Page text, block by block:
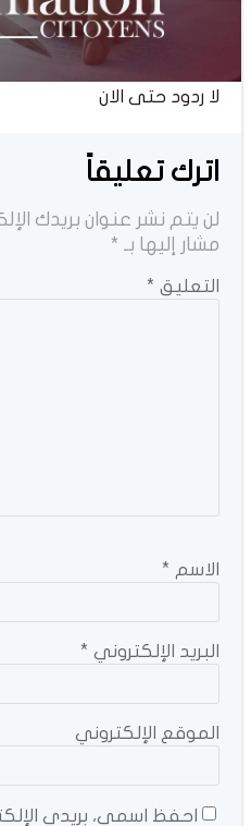
لا ردود حتى الان
اترك تعليقاً
لن يتم نشر عنوان بريدك
مشار إليها بـ *
التعليق *
الاسم *
البريد الإلكتروني *
الموقع الإلكتروني
احفظ اسمي، بريدي